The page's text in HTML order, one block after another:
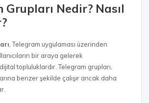
Grupları Nedir? Nasıl
, Telegram uygulaması üzerinden
bir araya gelerek
topluluklardır. Telegram grupları,
benzer şekilde çalışır ancak daha